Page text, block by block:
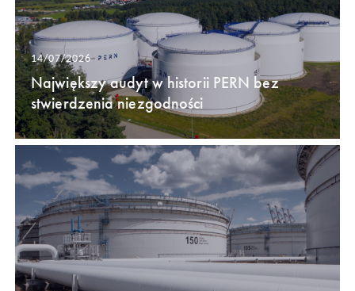
14/07/2026
Największy audyt w historii PERN bez
stwierdzenia niezgodności